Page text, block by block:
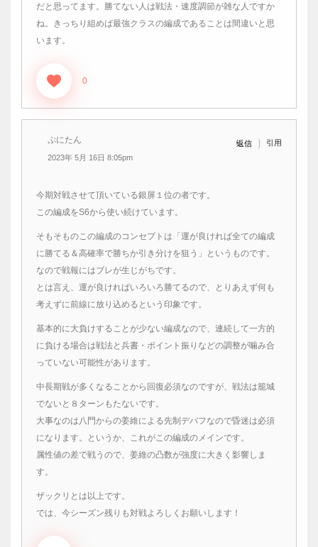
だと思ってます。勝てない人は戦法・速度調節が雑な人ですか
ね。きっちり組めば最強クラスの編成であることは間違いと思
います。
0
ぷにたん
2023年 5月 16日 8:05pm
返信 引用
今期対戦させて頂いている銀屏１位の者です。
この編成をS6から使い続けています。
そもそものこの編成のコンセプトは「運が良ければ全ての編成
に勝てる＆高確率で勝ちか引き分けを狙う」というものです。
なので戦報にはブレが生じがちです。
とは言え、運が良ければいろいろ勝てるので、とりあえず何も
考えずに前線に放り込めるという印象です。
基本的に大負けすることが少ない編成なので、連続して一方的
に負ける場合は戦法と兵書・ポイント振りなどの調整が噛み合
っていない可能性があります。
中長期戦が多くなることから回復必須なのですが、戦法は籠城
でないと８ターンもたないです。
大事なのは八門からの姜維による先制デバフなので昏迷は必須
になります。というか、これがこの編成のメインです。
属性値の差で戦うので、姜維の凸数が強度に大きく影響しま
す。
ザックリとは以上です。
では、今シーズン残りも対戦よろしくお願いします！